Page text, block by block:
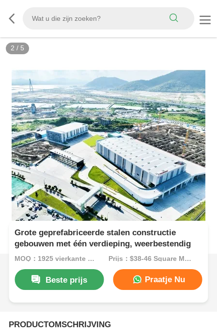
2 / 5
Grote geprefabriceerde stalen constructie
gebouwen met één verdieping, weerbestendig
MOQ：1925 vierkante meter Prijs：$38-46 Square Meters
Beste prijs Praatje Nu
PRODUCTOMSCHRIJVING